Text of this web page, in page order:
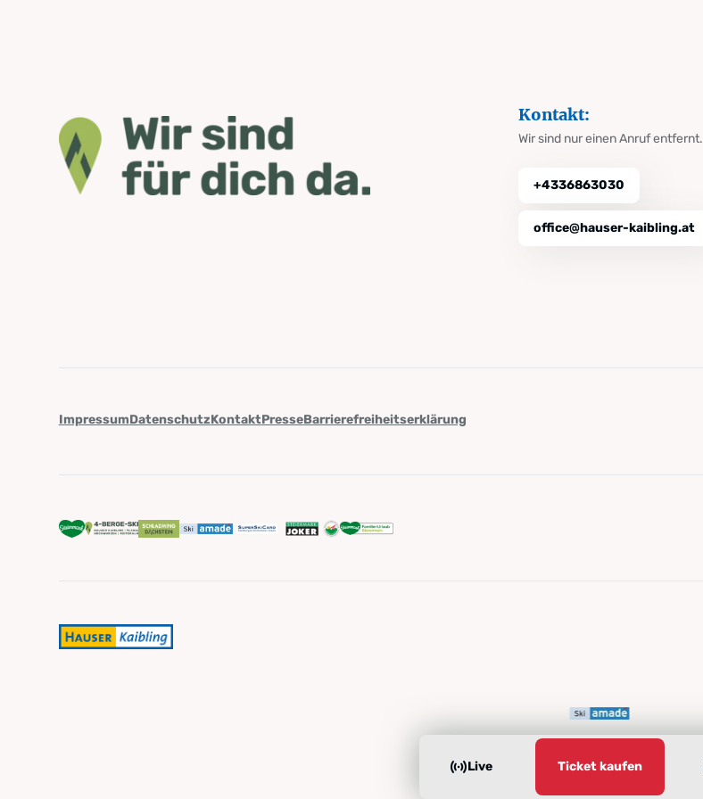
Live Ticket kaufen
Kontakt:
Wir sind nur einen Anruf entfernt.
+4336863030
office@hauser-kaibling.at
ImpressumDatenschutzKontaktPresseBarrierefreiheitserklärung